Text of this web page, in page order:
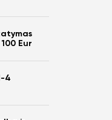
Eur
4